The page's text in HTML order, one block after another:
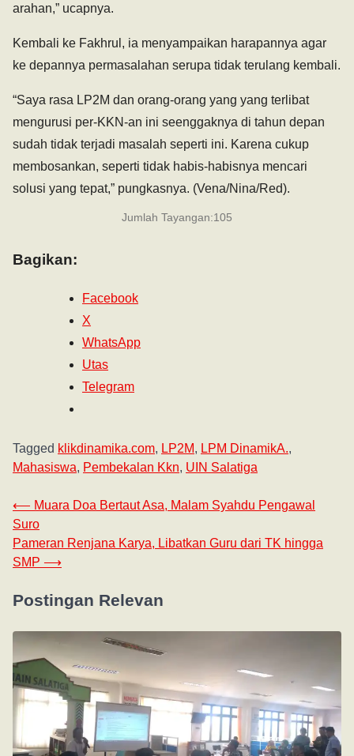
arahan,” ucapnya.
Kembali ke Fakhrul, ia menyampaikan harapannya agar
ke depannya permasalahan serupa tidak terulang kembali.
“Saya rasa LP2M dan orang-orang yang yang terlibat
mengurusi per-KKN-an ini seenggaknya di tahun depan
sudah tidak terjadi masalah seperti ini. Karena cukup
membosankan, seperti tidak habis-habisnya mencari
solusi yang tepat,” pungkasnya. (Vena/Nina/Red).
Jumlah Tayangan:105
Bagikan:
Facebook
X
WhatsApp
Utas
Telegram
Tagged klikdinamika.com, LP2M, LPM DinamikA.,
Mahasiswa, Pembekalan Kkn, UIN Salatiga
⟵ Muara Doa Bertaut Asa, Malam Syahdu Pengawal
Suro
Pameran Renjana Karya, Libatkan Guru dari TK hingga
SMP ⟶
Postingan Relevan